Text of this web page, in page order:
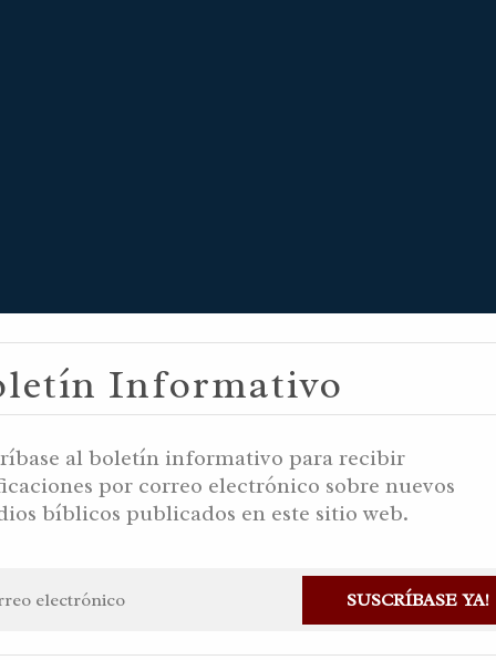
29, 5997 YB /
AM / ABRIL
SUSCRÍBASE YA!
Informativo
al boletín informativo para recibir
por correo electrónico sobre nuevos
bíblicos publicados en este sitio web.